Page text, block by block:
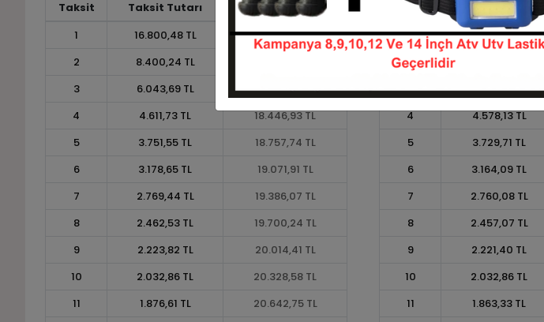
Taksit Taksit Tutarı
Toplam Tutar
1
16.800,48 TL
16.800,48 TL
2
8.400,24 TL
3
6.043,69 TL
18.131,08 TL
4
4.611,73 TL
18.446,93 TL
5
3.751,55 TL
18.757,74 TL
6
3.178,65 TL
19.071,91 TL
7
2.769,44 TL
19.386,07 TL
8
2.462,53 TL
19.700,24 TL
9
2.223,82 TL
20.014,41 TL
10
2.032,86 TL
20.328,58 TL
11
1.876,61 TL
20.642,75 TL
Taksit Taksit Tutarı
1
16.800,48 TL
2
3
5.992,17 TL
4
4.578,13 TL
5
3.729,71 TL
6
3.164,09 TL
7
2.760,08 TL
8
2.457,07 TL
9
2.221,40 TL
10
2.032,86 TL
11
1.863,33 TL